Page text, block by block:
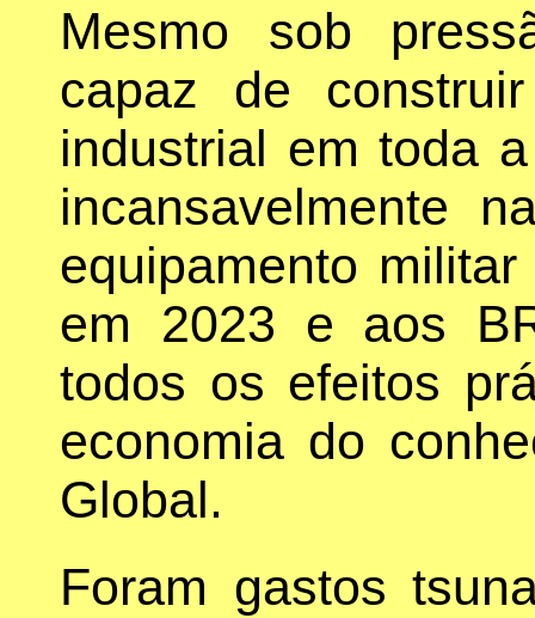
Mesmo sob
capaz de
industrial em toda
incansavelmente
equipamento
em 2023 e aos
todos os efeitos
economia do
Global.
Foram gastos